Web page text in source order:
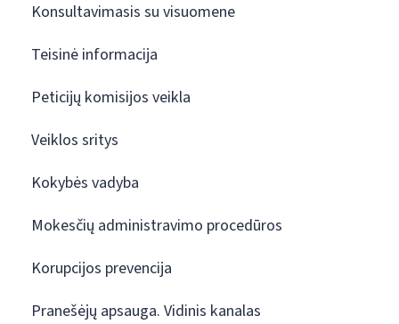
Konsultavimasis su visuomene
Teisinė informacija
Peticijų komisijos veikla
Veiklos sritys
Kokybės vadyba
Mokesčių administravimo procedūros
Korupcijos prevencija
Pranešėjų apsauga. Vidinis kanalas